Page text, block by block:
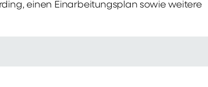
einen Einarbeitungsplan sowie weitere